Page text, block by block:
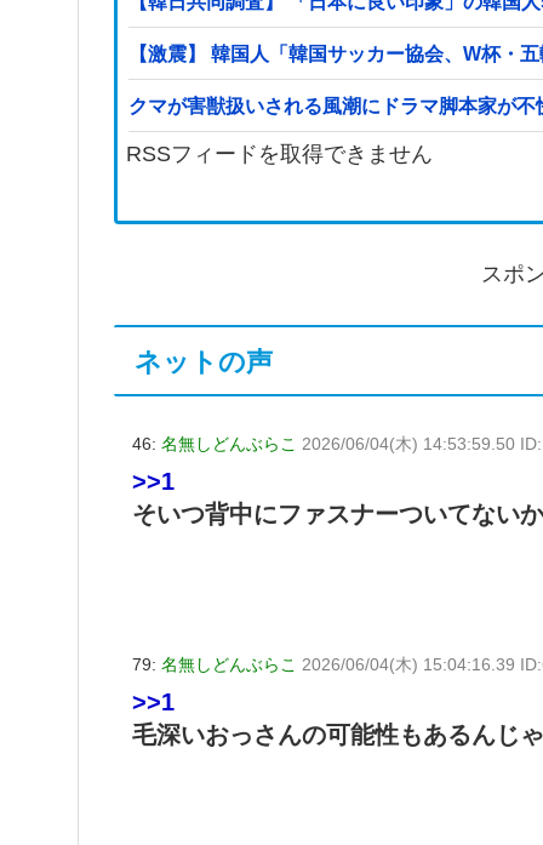
【激震】 韓国人「韓国サッカー協会、W杯
クマが害獣扱いされる風潮にドラマ脚本家が
RSSフィードを取得できません
スポ
ネットの声
46: 名無しどんぶらこ 2026/06/04(木) 14:53:59.50
>>1
そいつ背中にファスナーついてない
79: 名無しどんぶらこ 2026/06/04(木) 15:04:16.39
>>1
毛深いおっさんの可能性もあるんじ